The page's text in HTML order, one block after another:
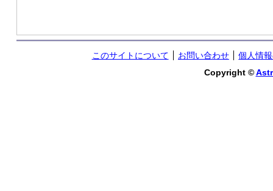
このサイトについて お問い合わせ
個人情
Copyright ©